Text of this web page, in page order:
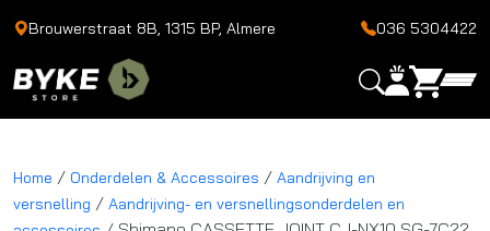
Brouwerstraat 8B, 1315 BP, Almere 036 5304422
Home / Onderdelen & Accessoires / Aandrijving en
versnelling / Aandrijving- en versnellingsonderdelen en